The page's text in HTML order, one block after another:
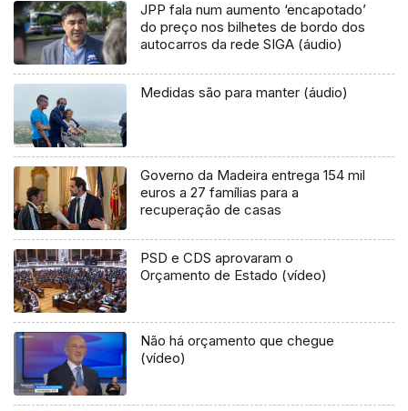
JPP fala num aumento ‘encapotado’
do preço nos bilhetes de bordo dos
autocarros da rede SIGA (áudio)
Medidas são para manter (áudio)
Governo da Madeira entrega 154 mil
euros a 27 famílias para a
recuperação de casas
PSD e CDS aprovaram o
Orçamento de Estado (vídeo)
Não há orçamento que chegue
(vídeo)